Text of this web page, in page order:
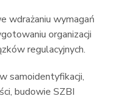
wdrażaniu wymagań
organizacji
regulacyjnych.
samoidentyfikacji,
budowie SZBI